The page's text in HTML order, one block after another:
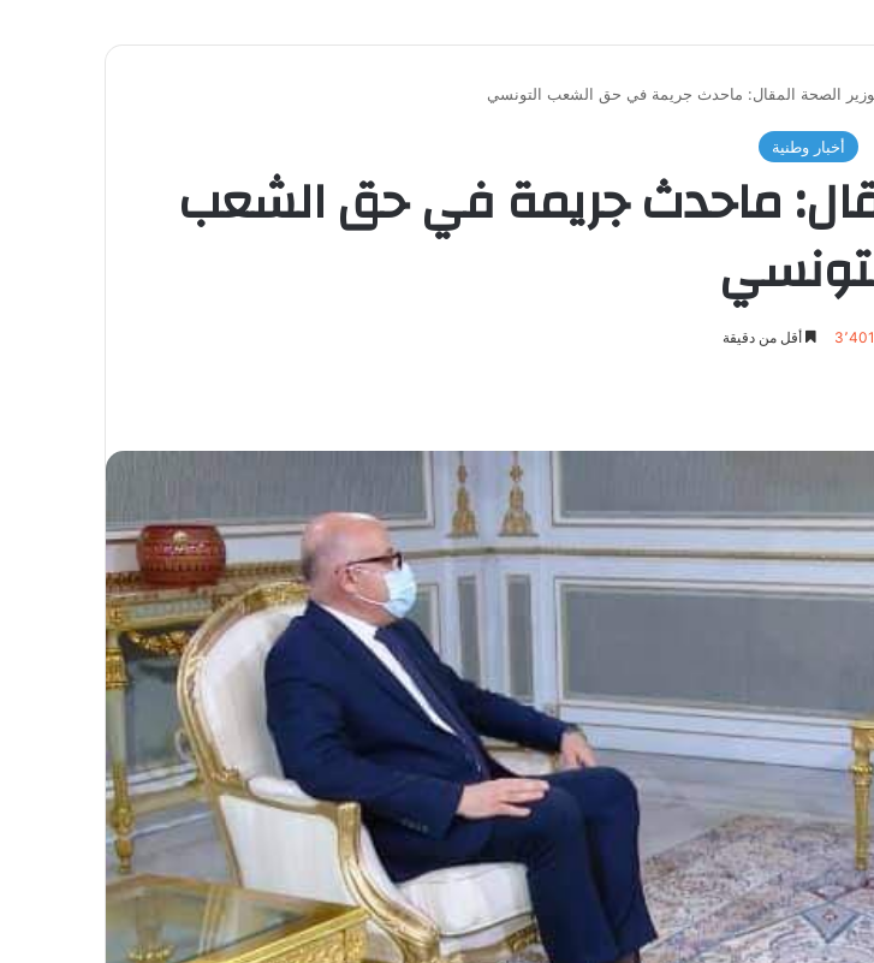
الصحة المقال: ماحدث جريمة في حق الشعب التونسي
أخبار وطنية
ماحدث جريمة في حق الشعب
3٬401 أقل من دقيقة